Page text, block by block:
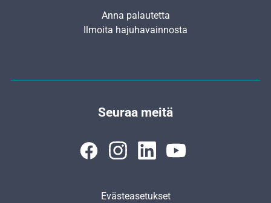
Anna palautetta
Ilmoita hajuhavainnosta
Seuraa meitä
Evästeasetukset